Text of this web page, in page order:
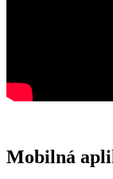
Mobilná